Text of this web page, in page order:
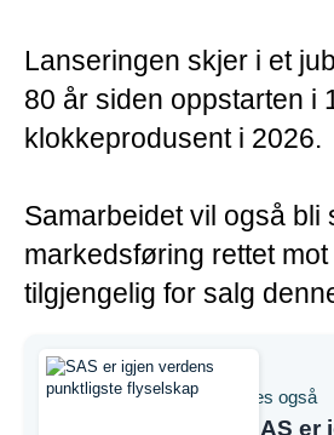
Lanseringen skjer i et
80 år siden oppstarten i
klokkeprodusent i 2026.
Samarbeidet vil også bli
markedsføring rettet
tilgjengelig for salg
Les også
SAS